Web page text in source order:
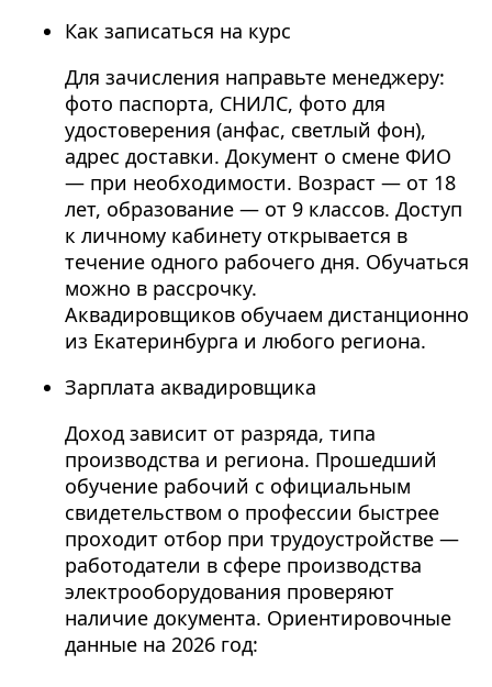
Как записаться на курс
Для зачисления направьте менеджеру:
фото паспорта, СНИЛС, фото для
удостоверения (анфас, светлый фон),
адрес доставки. Документ о смене ФИО
— при необходимости. Возраст — от 18
лет, образование — от 9 классов. Доступ
к личному кабинету открывается в
течение одного рабочего дня. Обучаться
можно в рассрочку.
Аквадировщиков обучаем дистанционно
из Екатеринбурга и любого региона.
Зарплата аквадировщика
Доход зависит от разряда, типа
производства и региона. Прошедший
обучение рабочий с официальным
свидетельством о профессии быстрее
проходит отбор при трудоустройстве —
работодатели в сфере производства
электрооборудования проверяют
наличие документа. Ориентировочные
данные на 2026 год: